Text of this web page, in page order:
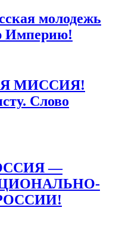
молодежь
Империю!
МИССИЯ!
Слово
—